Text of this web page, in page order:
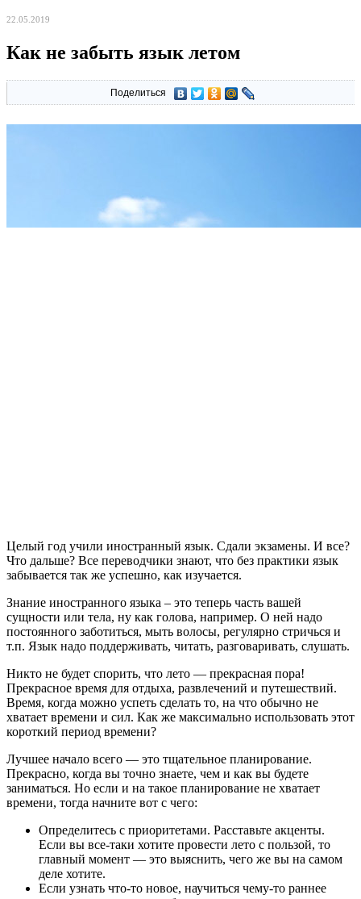
22.05.2019
Как не забыть язык летом
Поделиться
Целый год учили иностранный язык. Сдали экзамены. И все?
Что дальше? Все переводчики знают, что без практики язык
забывается так же успешно, как изучается.
Знание иностранного языка – это теперь часть вашей
сущности или тела, ну как голова, например. О ней надо
постоянного заботиться, мыть волосы, регулярно стричься и
т.п. Язык надо поддерживать, читать, разговаривать, слушать.
Никто не будет спорить, что лето — прекрасная пора!
Прекрасное время для отдыха, развлечений и путешествий.
Время, когда можно успеть сделать то, на что обычно не
хватает времени и сил. Как же максимально использовать этот
короткий период времени?
Лучшее начало всего — это тщательное планирование.
Прекрасно, когда вы точно знаете, чем и как вы будете
заниматься. Но если и на такое планирование не хватает
времени, тогда начните вот с чего:
Определитесь с приоритетами. Расставьте акценты.
Если вы все-таки хотите провести лето с пользой, то
главный момент — это выяснить, чего же вы на самом
деле хотите.
Если узнать что-то новое, научиться чему-то раннее